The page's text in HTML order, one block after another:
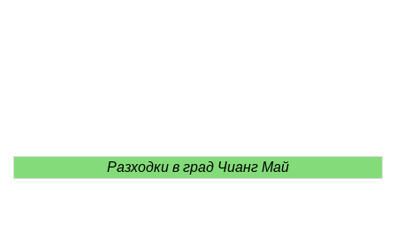
Разходки в град Чианг Май